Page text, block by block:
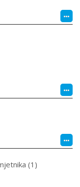
(1)